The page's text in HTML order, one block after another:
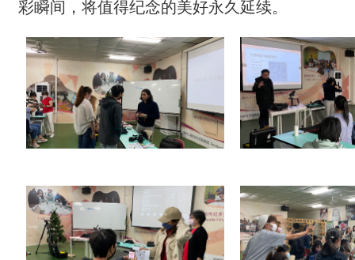
彩瞬间，将值得纪念的美好永久延续。